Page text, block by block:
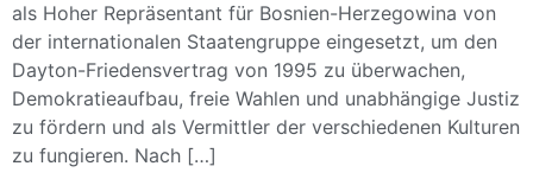
als Hoher Repräsentant für Bosnien-Herzegowina von
der internationalen Staatengruppe eingesetzt, um den
Dayton-Friedensvertrag von 1995 zu überwachen,
Demokratieaufbau, freie Wahlen und unabhängige Justiz
zu fördern und als Vermittler der verschiedenen Kulturen
zu fungieren. Nach […]